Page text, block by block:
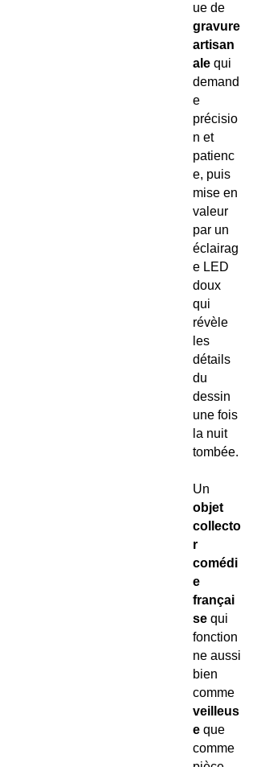
ue de
gravure
artisan
ale qui
demand
e
précisio
n et
patienc
e, puis
mise en
valeur
par un
éclairag
e LED
doux
qui
révèle
les
détails
du
dessin
une fois
la nuit
tombée.
Un
objet
collecto
r
comédi
e
françai
se qui
fonction
ne aussi
bien
comme
veilleus
e que
comme